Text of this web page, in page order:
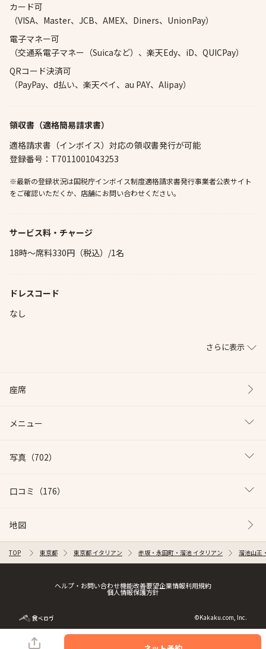
カード可
（VISA、Master、JCB、AMEX、Diners、UnionPay）
電子マネー可
（交通系電子マネー（Suicaなど）、楽天Edy、iD、QUICPay）
QRコード決済可
（PayPay、d払い、楽天ペイ、au PAY、Alipay）
領収書（適格簡易請求書）
適格請求書（インボイス）対応の領収書発行が可能
登録番号：T7011001043253
※最新の登録状況は国税庁インボイス制度適格請求書発行事業者公表サイト
をご確認いただくか、店舗にお問い合わせください。
サービス料・チャージ
18時～席料330円（税込）/1名
ドレスコード
なし
さらに表示
座席
メニュー
写真 （702）
口コミ （176）
地図
TOP 東京都 東京都 イタリアン 赤坂・永田町・溜池 イタリアン 溜池山王
ヘルプ・お問い合わせ機能改善要望企業情報利用規約
個人情報保護方針
©Kakaku.com, Inc.